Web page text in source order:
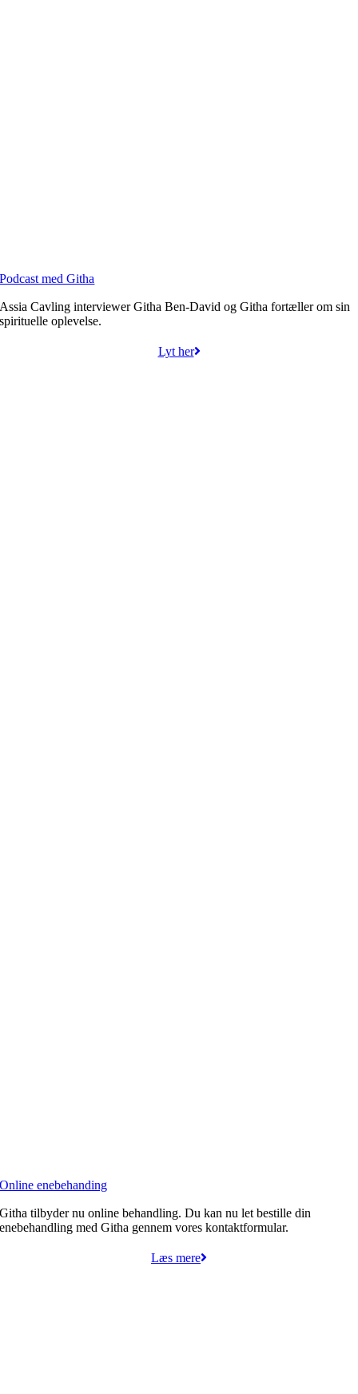
Podcast med Githa
Assia Cavling interviewer Githa Ben-David og Githa fortæller om sin
spirituelle oplevelse.
Lyt her
Online enebehanding
Githa tilbyder nu online behandling. Du kan nu let bestille din
enebehandling med Githa gennem vores kontaktformular.
Læs mere